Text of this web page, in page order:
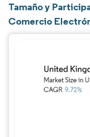
Tamaño y
Comercio